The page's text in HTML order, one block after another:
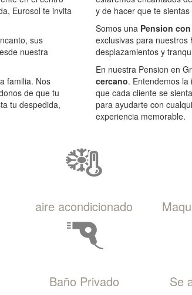
Ofertas Pension Granada
Eurosol te invita
sus
nuestra
familia. Nos
de que tu
tu despedida,
y de hacer que te
Somos una Pension
exclusivas para
desplazamientos y
En nuestra Pension en
cercano. Entendemos
que cada cliente se
para ayudarte con
experiencia memorable.
aire acondicionado
Baño Privado Se